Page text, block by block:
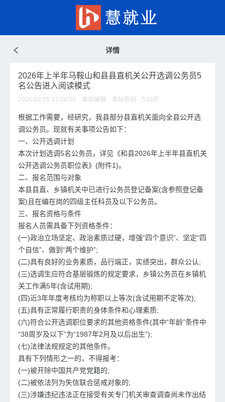
详情
2026年上半年马鞍山和县县直机关公开选调公务员5
名公告进入阅读模式
2026-02-05 17:08:56 本站编辑 本站原创 530次
根据工作需要，经研究，我县部分县直机关面向全县公开选
调公务员。现就有关事项公告如下：
一、公开选调计划
本次计划选调5名公务员，详见《和县2026年上半年县直机关
公开选调公务员职位表》(附件1)。
二、报名范围与对象
本县县直、乡镇机关中已进行公务员登记备案(含参照登记备
案)且在编在岗的四级主任科员及以下公务员。
三、报名资格与条件
报名人员需具备下列资格条件：
(一)政治立场坚定、政治素质过硬，增强“四个意识”、坚定“四
个自信”、做到“两个维护”;
(二)具有良好的业务素质，品行端正，实绩突出，群众公认;
(三)选调生应符合基层锻炼的规定要求，乡镇公务员在乡镇机
关工作满5年(含试用期);
(四)近3年年度考核均为称职以上等次(含试用期不定等次);
(五)具有正常履行职责的身体条件和心理素质;
(六)符合公开选调职位要求的其他资格条件(其中“年龄”条件中
“38周岁及以下”为“1987年2月及以后出生”);
(七)法律法规规定的其他条件。
具有下列情形之一的，不得报考：
(一)被开除中国共产党党籍的;
(二)被依法列为失信联合惩戒对象的;
(三)涉嫌违纪违法正在接受有关专门机关审查调查尚未作出结